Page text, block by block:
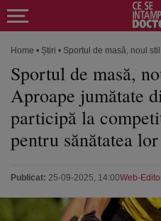
Home • Știri • Sportul de masă, noul
Sportul de masă,
Aproape jumătate
participă la
pentru sănătatea lor
Publicat: 25-09-2025, 14:00Web-